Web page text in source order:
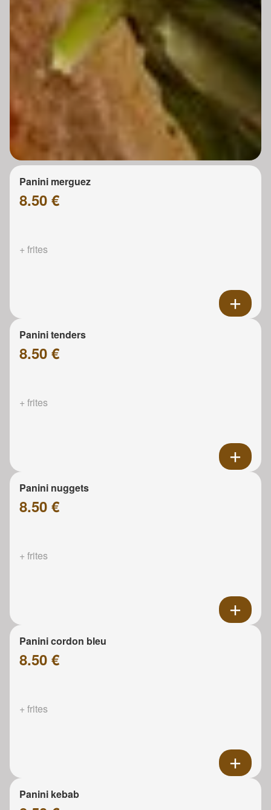
Panini merguez
8.50 €
+ frites
Panini tenders
8.50 €
+ frites
Panini nuggets
8.50 €
+ frites
Panini cordon bleu
8.50 €
+ frites
Panini kebab